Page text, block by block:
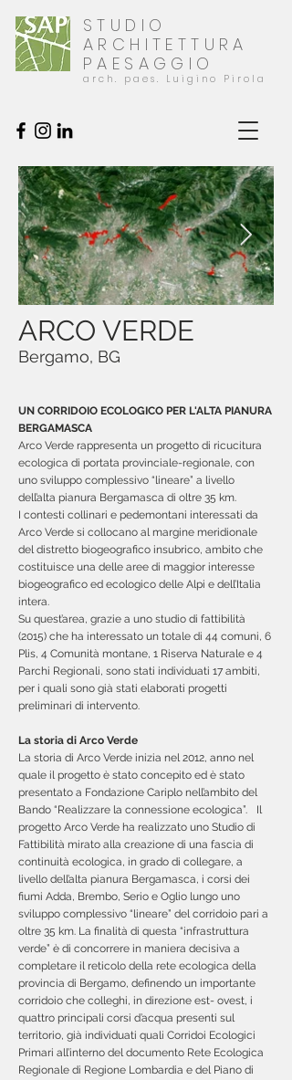
STUDIO
ARCHITETTURA
PAESAGGIO
arch. paes. Luigino Pirola
ARCO VERDE
Bergamo, BG
UN CORRIDOIO ECOLOGICO PER L'ALTA PIANURA
BERGAMASCA
Arco Verde rappresenta un progetto di ricucitura
ecologica di portata provinciale-regionale, con
uno sviluppo complessivo “lineare” a livello
dell’alta pianura Bergamasca di oltre 35 km.
I contesti collinari e pedemontani interessati da
Arco Verde si collocano al margine meridionale
del distretto biogeografico insubrico, ambito che
costituisce una delle aree di maggior interesse
biogeografico ed ecologico delle Alpi e dell’Italia
intera.
Su quest’area, grazie a uno studio di fattibilità
(2015) che ha interessato un totale di 44 comuni, 6
Plis, 4 Comunità montane, 1 Riserva Naturale e 4
Parchi Regionali, sono stati individuati 17 ambiti,
per i quali sono già stati elaborati progetti
preliminari di intervento.
La storia di Arco Verde
La storia di Arco Verde inizia nel 2012, anno nel
quale il progetto è stato concepito ed è stato
presentato a Fondazione Cariplo nell’ambito del
Bando “Realizzare la connessione ecologica”. Il
progetto Arco Verde ha realizzato uno Studio di
Fattibilità mirato alla creazione di una fascia di
continuità ecologica, in grado di collegare, a
livello dell’alta pianura Bergamasca, i corsi dei
fiumi Adda, Brembo, Serio e Oglio lungo uno
sviluppo complessivo “lineare” del corridoio pari a
oltre 35 km. La finalità di questa “infrastruttura
verde” è di concorrere in maniera decisiva a
completare il reticolo della rete ecologica della
provincia di Bergamo, definendo un importante
corridoio che colleghi, in direzione est- ovest, i
quattro principali corsi d’acqua presenti sul
territorio, già individuati quali Corridoi Ecologici
Primari all’interno del documento Rete Ecologica
Regionale di Regione Lombardia e del Piano di